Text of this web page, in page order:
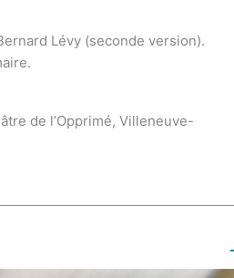
Lévy (seconde version).
de l’Opprimé, Villeneuve-